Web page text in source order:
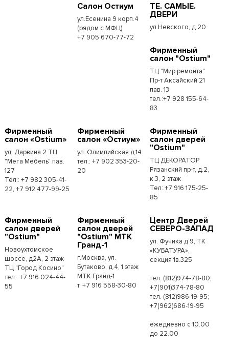
Салон Остиум
ул.Есенина 9 корп.4
(рядом с МФЦ)
+7 905 670-77-72
ТЕ. САМЫЕ.
ДВЕРИ
ул.Невского, д.20
Фирменный
салон "Ostium"
ТЦ "Мир ремонта"
Пр-т Аксайский 21
пав. 13
тел.:+7 928 155-64-
83
Фирменный
салон «Ostium»
ул. Дарвина 2 ТЦ
"Мега Мебель" пав.
127
Тел.: +7 982 305-41-
22, +7 912 477-99-25
Фирменный
салон «Остиум»
ул. Олимпийская д.14
тел.: +7 902 353-20-
20
Фирменный
салон дверей
"Ostium"
ТЦ ДЕКОРАТОР
Рязанский пр-т, д.2,
к.3, 2 этаж
Тел:.+7 916 175-25-
85
Фирменный
салон дверей
"Ostium"
Новоухтомское
шоссе, д2А, 2 этаж
ТЦ "Город Косино"
тел:. +7 916 024-44-
55
Фирменный
салон дверей
"Ostium" МТК
Гранд-1
г.Москва, ул.
Бутаково, д.4, 1 этаж
МТК Гранд-1
т. +7 916 558-30-80
Центр Дверей
СЕВЕРО-ЗАПАД
ул. Фучика д.9, ТК
«КУБАТУРА»,
секция 1в.325
тел. (812)974-78-80;
+7(901)374-78-80
тел. (812)986-19-95;
+7(962)686-19-95
ежедневно с 10.00
до 22.00